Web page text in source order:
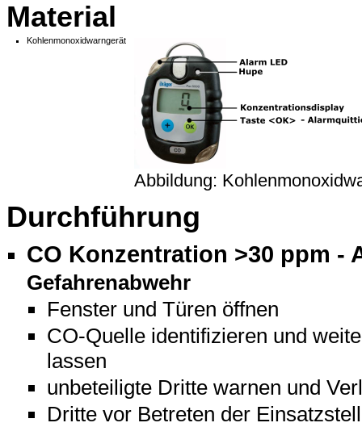
Material
Kohlenmonoxidwarngerät
Abbildung:
Durchführung
CO Konzentration >30 ppm -
Gefahrenabwehr
Fenster und Türen öffnen
CO-Quelle identifizieren und
lassen
unbeteiligte Dritte warnen und
Dritte vor Betreten der